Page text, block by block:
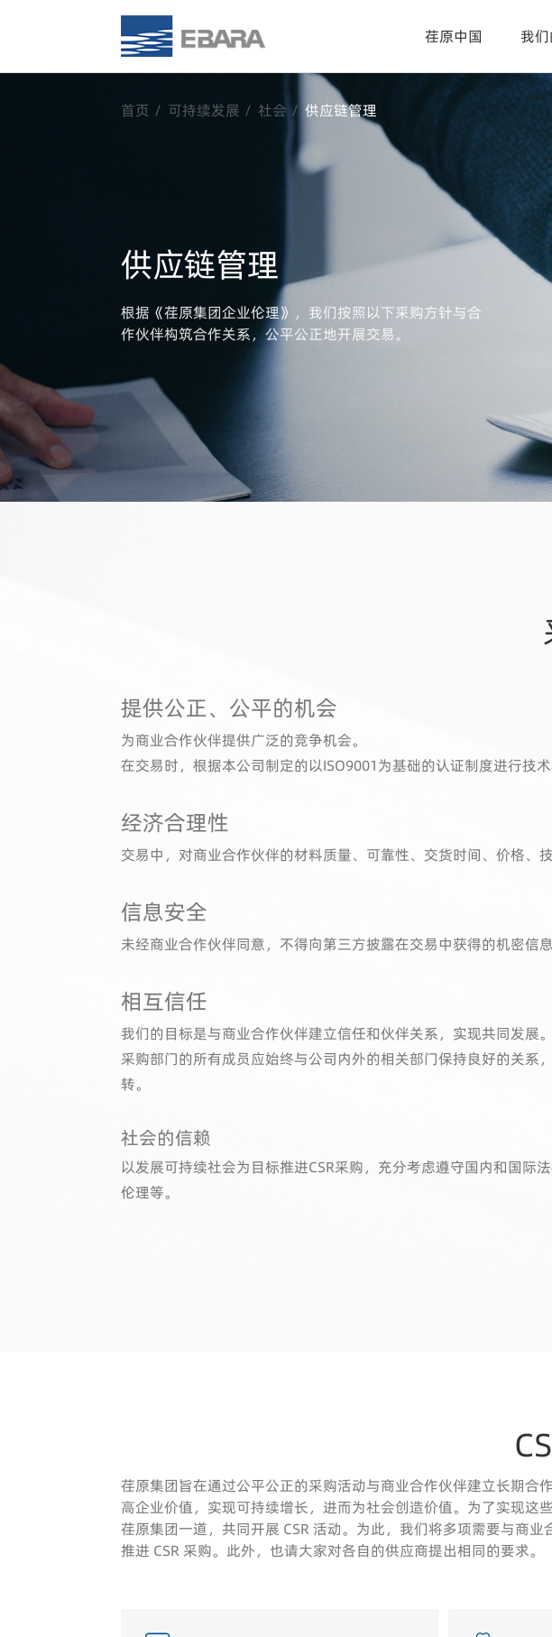
荏原中国 我
首页 可持续发展 社会 供应链管理
供应链管理
根据《荏原集团企业伦理》，我们按照以下采购方针与合
作伙伴构筑合作关系，公平公正地开展交易。
提供公正、公平的机会
为商业合作伙伴提供广泛的竞争机会。
在交易时，根据本公司制定的以ISO9001为基础的认证制度进行技
经济合理性
交易中，对商业合作伙伴的材料质量、可靠性、交货时间、价格、
信息安全
未经商业合作伙伴同意，不得向第三方披露在交易中获得的机密信息
相互信任
我们的目标是与商业合作伙伴建立信任和伙伴关系，实现共同发展。
采购部门的所有成员应始终与公司内外的相关部门保持良好的关
转。
社会的信赖
以发展可持续社会为目标推进CSR采购，充分考虑遵守国内和国
伦理等。
荏原集团旨在通过公平公正的采购活动与商业合作伙伴建立长期合
高企业价值，实现可持续增长，进而为社会创造价值。为了实现
荏原集团一道，共同开展 CSR 活动。为此，我们将多项需要与商
推进 CSR 采购。此外，也请大家对各自的供应商提出相同的要求。